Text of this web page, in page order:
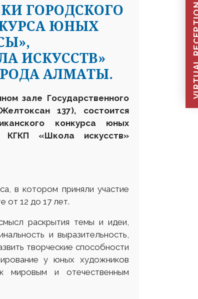
ГОРОДСКОГО
ЮНЫХ
ИСКУССТВ»
АЛМАТЫ.
зале Государственного
137), состоится
конкурса юных
КГКП «Школа искусств»
в котором приняли участие
от 12 до 17 лет.
раскрытия темы и идеи,
и выразительность,
творческие способности
у юных художников
к мировым и отечественным